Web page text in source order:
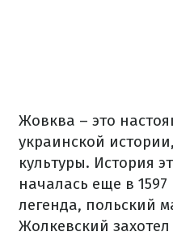
Жовква – это
украинской
культуры. История
началась еще в 1597
легенда, польский
Жолкевский